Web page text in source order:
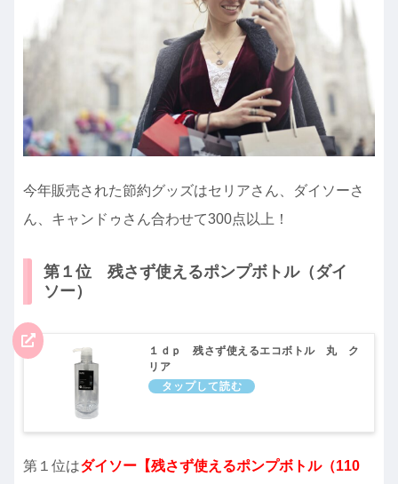
今年販売された節約グッズはセリアさん、ダイソーさ
ん、キャンドゥさん合わせて300点以上！
第１位 残さず使えるポンプボトル（ダイ
ソー）
１ｄｐ 残さず使えるエコボトル 丸 ク
リア
第１位はダイソー【残さず使えるポンプボトル（110